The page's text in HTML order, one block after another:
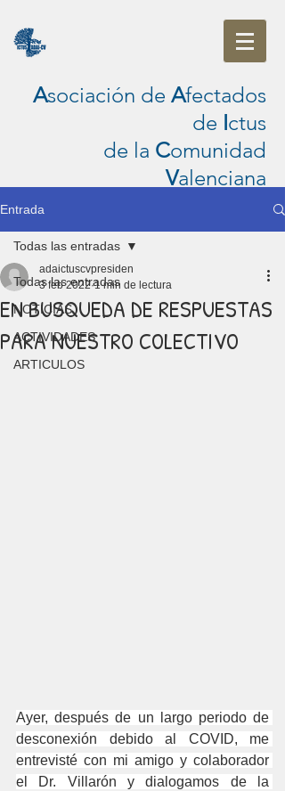
Asociación de Afectados
de Ictus
de la Comunidad
Valenciana
Entrada
Todas las entradas
NOTICIAS
ACTIVIDADES
ARTICULOS
Todas las entradas
EN BUSQUEDA DE RESPUESTAS
PARA NUESTRO COLECTIVO
adaictuscvpresiden
3 feb 2022 1 min de lectura
Ayer, después de un largo periodo de
desconexión debido al COVID, me
entrevisté con mi amigo y colaborador
el Dr. Villarón y dialogamos de la